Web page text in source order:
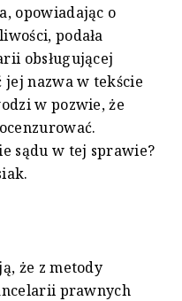
opowiadając o
podała
obsługującej
jej nazwa w tekście
w pozwie, że
sądu w tej sprawie?
że z metody
prawnych